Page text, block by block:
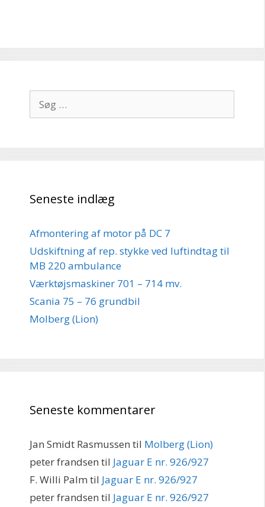
efter:
Seneste indlæg
Afmontering af motor på DC 7
Udskiftning af rep. stykke ved luftindtag til
MB 220 ambulance
Værktøjsmaskiner 701 – 714 mv.
Scania 75 – 76 grundbil
Molberg (Lion)
Seneste kommentarer
Jan Smidt Rasmussen til Molberg (Lion)
peter frandsen til Jaguar E nr. 926/927
F. Willi Palm til Jaguar E nr. 926/927
peter frandsen til Jaguar E nr. 926/927